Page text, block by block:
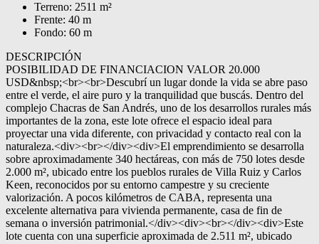
Terreno: 2511 m²
Frente: 40 m
Fondo: 60 m
DESCRIPCIÓN
POSIBILIDAD DE FINANCIACION VALOR 20.000
USD&nbsp;<br><br>Descubrí un lugar donde la vida se abre paso
entre el verde, el aire puro y la tranquilidad que buscás. Dentro del
complejo Chacras de San Andrés, uno de los desarrollos rurales más
importantes de la zona, este lote ofrece el espacio ideal para
proyectar una vida diferente, con privacidad y contacto real con la
naturaleza.<div><br></div><div>El emprendimiento se desarrolla
sobre aproximadamente 340 hectáreas, con más de 750 lotes desde
2.000 m², ubicado entre los pueblos rurales de Villa Ruiz y Carlos
Keen, reconocidos por su entorno campestre y su creciente
valorización. A pocos kilómetros de CABA, representa una
excelente alternativa para vivienda permanente, casa de fin de
semana o inversión patrimonial.</div><div><br></div><div>Este
lote cuenta con una superficie aproximada de 2.511 m², ubicado